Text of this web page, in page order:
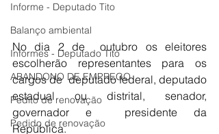
Informe - Deputado Tito
Balanço ambiental
Informes - Deputado Tito
ABANDONO DE EMPREGO
Pedito de renovação
Pedido de renovação
No dia 2 de  outubro os eleitores
escolherão representantes para os
cargos de  deputado federal, deputado
estadual ou distrital, senador,
governador e  presidente da
República.